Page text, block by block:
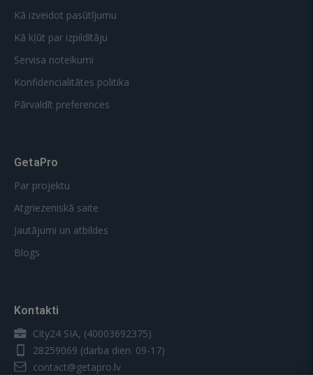
Kā izveidot pasūtījumu
Kā kļūt par izpildītāju
Servisa noteikumi
Konfidencialitātes politika
Pārvaldīt preferences
GetaPro
Par projektu
Atgriezeniskā saite
Jautājumi un atbildes
Blogs
Kontakti
City24 SIA, (40003692375)
28259069 (darba dien. 09-17)
contact@getapro.lv